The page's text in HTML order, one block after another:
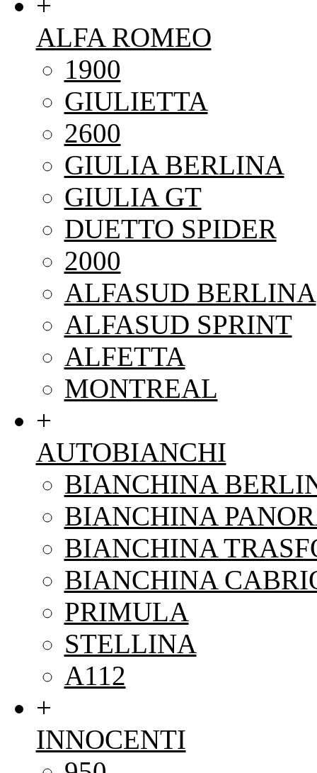
ALFA ROMEO
1900
GIULIETTA
2600
GIULIA BERLINA
GIULIA GT
DUETTO SPIDER
2000
ALFASUD BERLINA
ALFASUD SPRINT
ALFETTA
MONTREAL
+
AUTOBIANCHI
BIANCHINA
BIANCHINA
BIANCHINA
BIANCHINA
PRIMULA
STELLINA
A112
+
INNOCENTI